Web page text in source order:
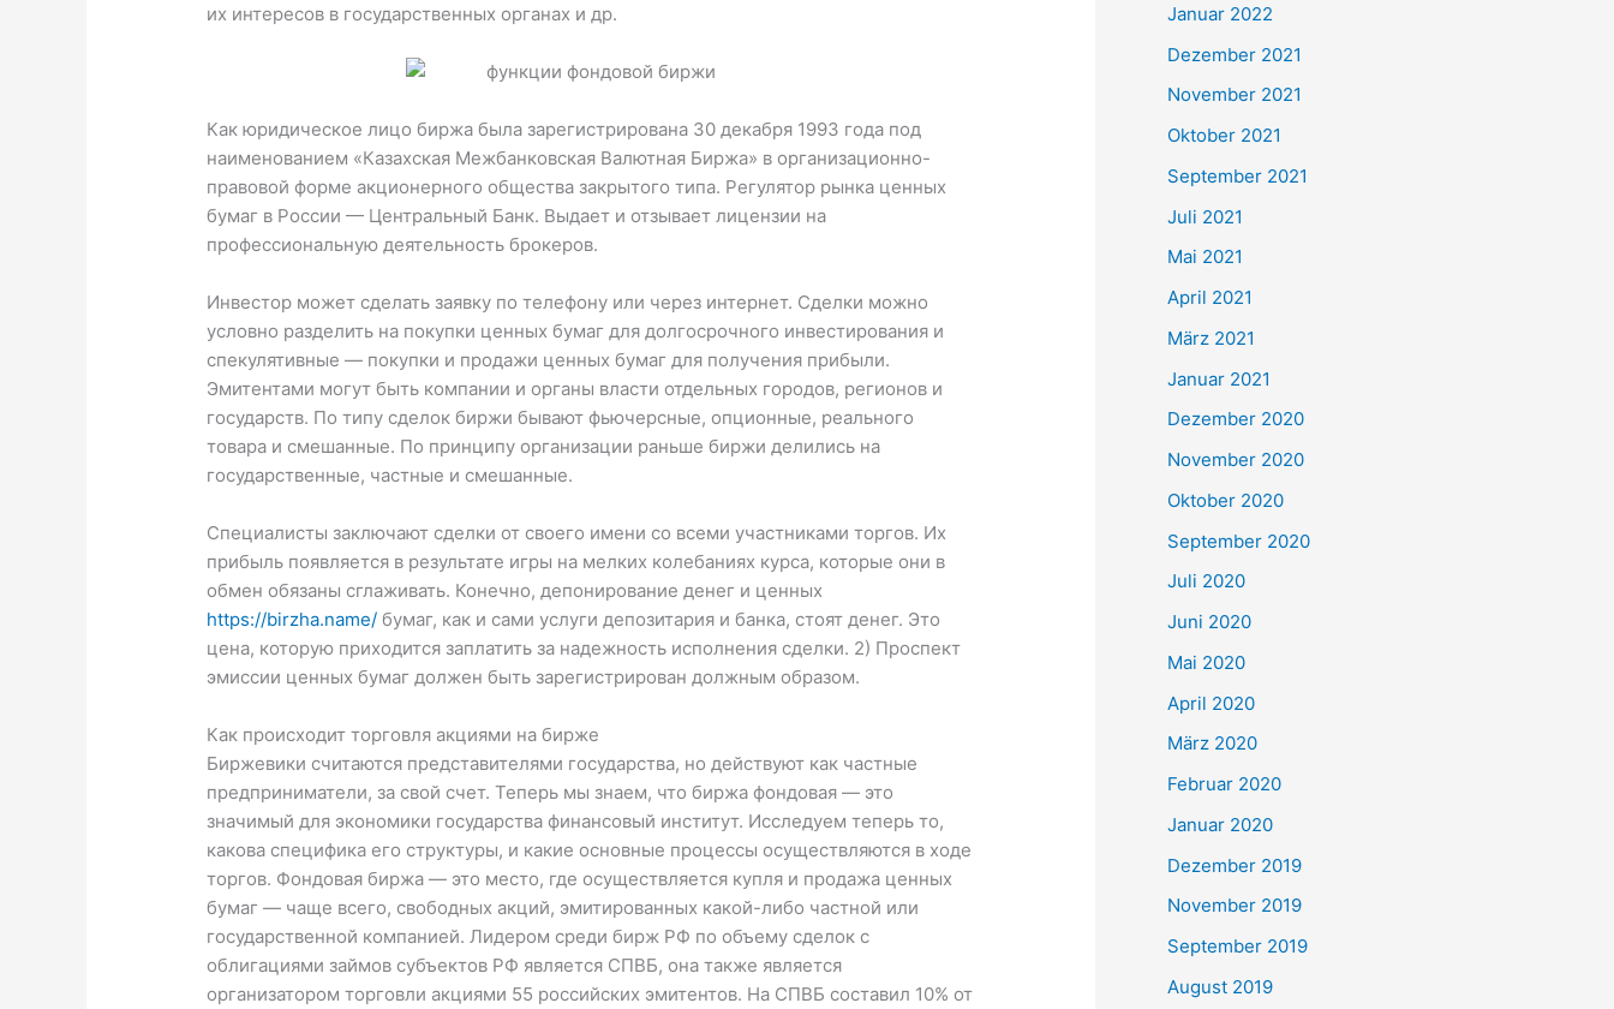
их интересов в государственных органах и др.
Как юридическое лицо биржа была зарегистрирована 30 декабря 1993 года под
наименованием «Казахская Межбанковская Валютная Биржа» в организационно-
правовой форме акционерного общества закрытого типа. Регулятор рынка ценных
бумаг в России — Центральный Банк. Выдает и отзывает лицензии на
профессиональную деятельность брокеров.
Инвестор может сделать заявку по телефону или через интернет. Сделки можно
условно разделить на покупки ценных бумаг для долгосрочного инвестирования и
спекулятивные — покупки и продажи ценных бумаг для получения прибыли.
Эмитентами могут быть компании и органы власти отдельных городов, регионов и
государств. По типу сделок биржи бывают фьючерсные, опционные, реального
товара и смешанные. По принципу организации раньше биржи делились на
государственные, частные и смешанные.
Специалисты заключают сделки от своего имени со всеми участниками торгов. Их
прибыль появляется в результате игры на мелких колебаниях курса, которые они в
обмен обязаны сглаживать. Конечно, депонирование денег и ценных
https://birzha.name/ бумаг, как и сами услуги депозитария и банка, стоят денег. Это
цена, которую приходится заплатить за надежность исполнения сделки. 2) Проспект
эмиссии ценных бумаг должен быть зарегистрирован должным образом.
Как происходит торговля акциями на бирже
Биржевики считаются представителями государства, но действуют как частные
предприниматели, за свой счет. Теперь мы знаем, что биржа фондовая — это
значимый для экономики государства финансовый институт. Исследуем теперь то,
какова специфика его структуры, и какие основные процессы осуществляются в ходе
торгов. Фондовая биржа — это место, где осуществляется купля и продажа ценных
бумаг — чаще всего, свободных акций, эмитированных какой-либо частной или
государственной компанией. Лидером среди бирж РФ по объему сделок с
облигациями займов субъектов РФ является СПВБ, она также является
организатором торговли акциями 55 российских эмитентов. На СПВБ составил 10% от
Januar 2022
Dezember 2021
November 2021
Oktober 2021
September 2021
Juli 2021
Mai 2021
April 2021
März 2021
Januar 2021
Dezember 2020
November 2020
Oktober 2020
September 2020
Juli 2020
Juni 2020
Mai 2020
April 2020
März 2020
Februar 2020
Januar 2020
Dezember 2019
November 2019
September 2019
August 2019